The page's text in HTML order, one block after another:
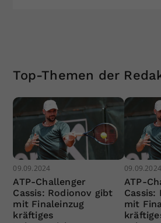
Top-Themen der
09.09.2024
ATP-Challenger
Cassis: Rodionov gibt
mit Finaleinzug
kräftiges
09.09.2024
ATP-
Cassis:
mit